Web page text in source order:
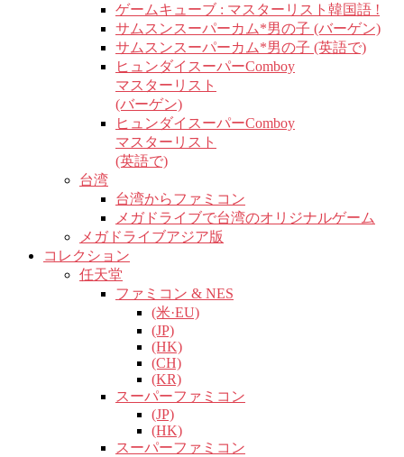
ゲームキューブ : マスターリスト韓国語 !
サムスンスーパーカム*男の子 (バーゲン)
サムスンスーパーカム*男の子 (英語で)
ヒュンダイスーパーComboy
マスターリスト
(バーゲン)
ヒュンダイスーパーComboy
マスターリスト
(英語で)
台湾
台湾からファミコン
メガドライブで台湾のオリジナルゲーム
メガドライブアジア版
コレクション
任天堂
ファミコン & NES
(米·EU)
(JP)
(HK)
(CH)
(KR)
スーパーファミコン
(JP)
(HK)
スーパーファミコン